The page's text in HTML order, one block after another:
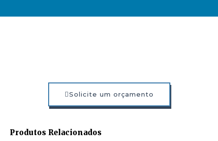
Solicite um orçamento
Produtos Relacionados